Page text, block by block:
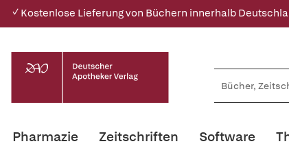
✓ Kostenlose Lieferung von Büchern innerhalb
Pharmazie Zeitschriften Software